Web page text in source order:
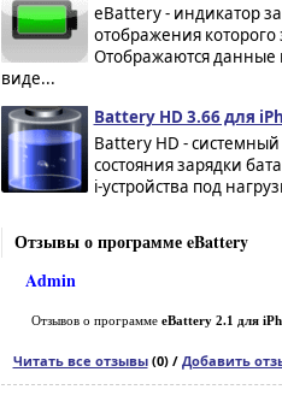
eBattery - индикатор
отображения
Отображаются данные
виде...
Battery HD 3.66 для
Battery HD -
состояния зарядки
i-устройства под
Отзывы о программе eBattery
Admin
Отзывов о программе eBattery 2.1 для
Читать все отзывы(0) / Добавить